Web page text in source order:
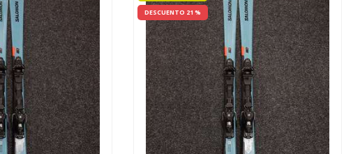
DESCUENTO 21 %